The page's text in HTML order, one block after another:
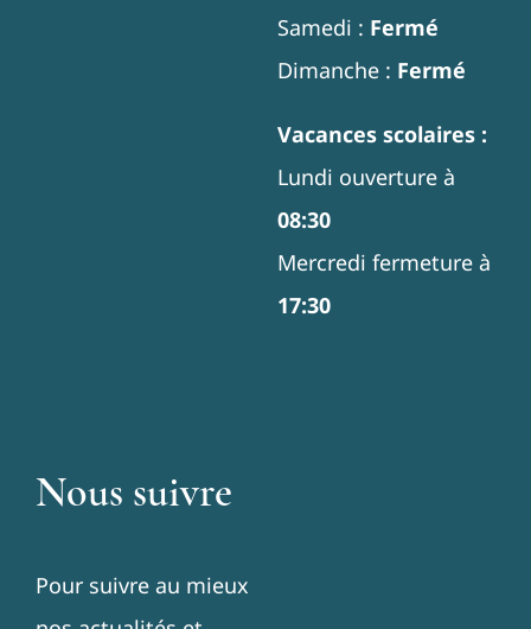
Samedi : Fermé
Dimanche : Fermé
Vacances scolaires :
Lundi ouverture à
08:30
Mercredi fermeture à
17:30
Nous suivre
Pour suivre au mieux